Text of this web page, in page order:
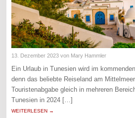
13. Dezember 2023 von Mary Hammler
Ein Urlaub in Tunesien wird im
denn das beliebte Reiseland am
Touristenabgabe gleich in mehreren
Tunesien in 2024 […]
WEITERLESEN →